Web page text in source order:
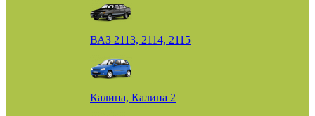
ВАЗ 2113, 2114, 2115
Калина, Калина 2